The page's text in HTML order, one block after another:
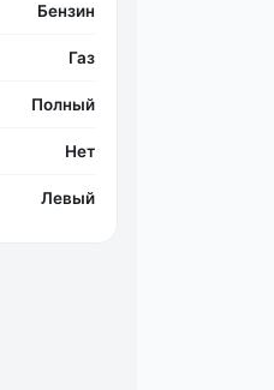
Бензин
Газ
Полный
Нет
Левый